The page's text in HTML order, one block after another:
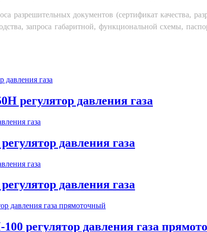
разрешительных документов (сертификат качества,
запроса габаритной, функциональной схемы,
регулятор давления газа
давления газа
давления газа
регулятор давления газа